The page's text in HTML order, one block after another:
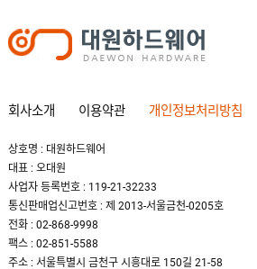
회사소개 이용약관 개인정보처리방침
상호명 : 대원하드웨어
대표 : 오대원
사업자 등록번호 : 119-21-32233
통신판매업신고번호 : 제 2013-서울금천-0205호
전화 : 02-868-9998
팩스 : 02-851-5588
주소 : 서울특별시 금천구 시흥대로 150길 21-58